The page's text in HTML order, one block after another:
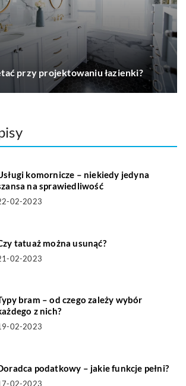
przy projektowaniu łazienki?
komornicze – niekiedy jedyna
na sprawiedliwość
02-2023
tatuaż można usunąć?
02-2023
bram – od czego zależy wybór
z nich?
02-2023
podatkowy – jakie funkcje pełni?
02-2023